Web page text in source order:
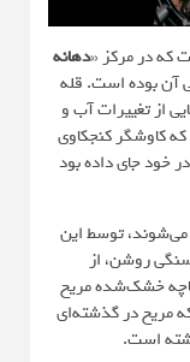
که در مرکز «دهانه‌
آن بوده است. قله
از تغییرات آب و
کاوشگر کنجکاوی
خود جای داده بود
توسط این
روشن، از
خشک‌شده‌ مریخ
مریخ در گذشته‌ای
است.